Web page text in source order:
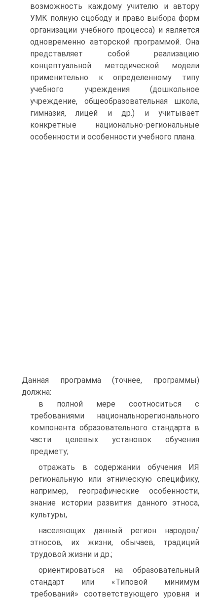
возможность каждому учителю и автору
УМК полную сцободу и право выбора форм
организации учебного процесса) и является
одновременно авторской программой. Она
представляет собой реализацию
концептуальной методической модели
применительно к определенному типу
учебного учреждения (дошкольное
учреждение, общеобразовательная школа,
гимназия, лицей и др.) и учитывает
конкретные национально-региональные
особенности и особенности учебного плана.
Данная программа (точнее, программы)
должна:
в полной мере соотноситься с
требованиями национальнорегионального
компонента образовательного стандарта в
части целевых установок обучения
предмету;
отражать в содержании обучения ИЯ
региональную или этническую специфику,
например, географические особенности,
знание истории развития данного этноса,
культуры,
населяющих данный регион народов/
этносов, их жизни, обычаев, традиций
трудовой жизни и др.;
ориентироваться на образовательный
стандарт или «Типовой минимум
требований» соответствующего уровня и